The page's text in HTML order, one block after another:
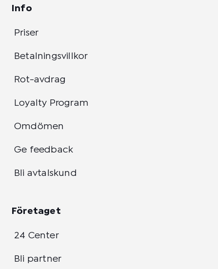
Info
Priser
Betalningsvillkor
Rot-avdrag
Loyalty Program
Omdömen
Ge feedback
Bli avtalskund
Företaget
24 Center
Bli partner